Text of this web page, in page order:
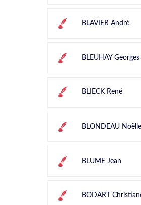
BLAVIER André
BLEUHAY Georges
BLIECK René
BLONDEAU Noëlle
BLUME Jean
BODART